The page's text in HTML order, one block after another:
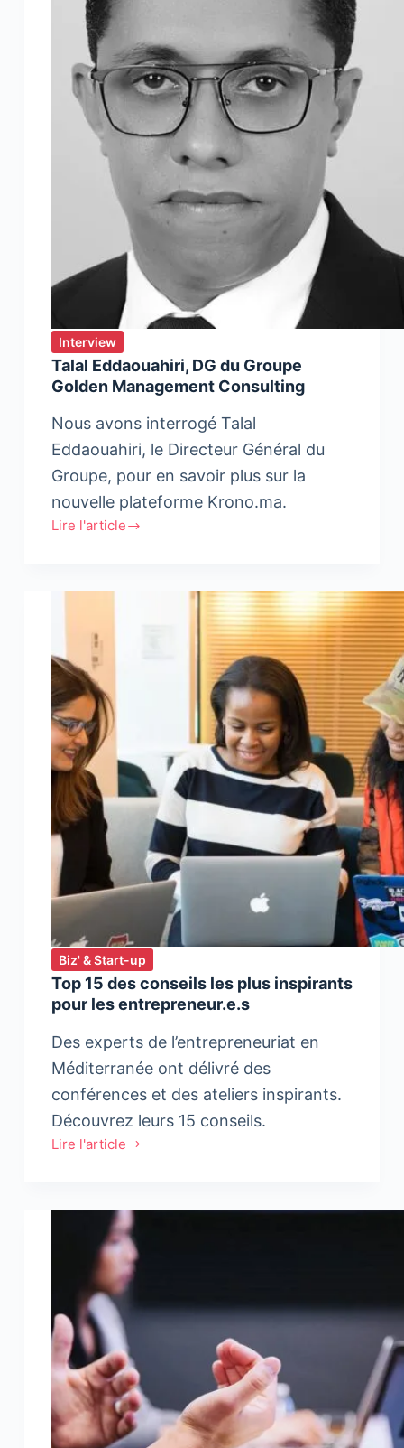
management
positif
Interview
Talal Eddaouahiri, DG du Groupe
Golden Management Consulting
Nous avons interrogé Talal
Eddaouahiri, le Directeur Général du
Groupe, pour en savoir plus sur la
nouvelle plateforme Krono.ma.
Lire l'article
Talal
Golden
Management
Consulting
Biz' & Start-up
Top 15 des conseils les plus inspirants
pour les entrepreneur.e.s
Des experts de l’entrepreneuriat en
Méditerranée ont délivré des
conférences et des ateliers inspirants.
Découvrez leurs 15 conseils.
Lire l'article
Top
inspirants
pour
les
entrepreneur.e.s